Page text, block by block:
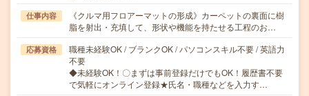
仕事内容
《クルマ用フロアーマットの形成》カーペットの裏面に樹
脂を射出・充填して、形状や機能を持たせる工程のお…
応募資格
職種未経験OK / ブランクOK / パソコンスキル不要 / 英語力
不要
◆未経験OK！〇まずは事前登録だけでもOK！履歴書不要
で気軽にオンライン登録★氏名・職種などを入力す…